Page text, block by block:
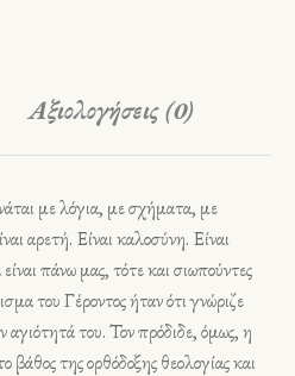
Αξιολογήσεις (0)
με λόγια, με σχήματα, με
αρετή. Είναι καλοσύνη. Είναι
πάνω μας, τότε και σιωπούντες
του Γέροντος ήταν ότι γνώριζε
αγιότητά του. Τον πρόδιδε, όμως, η
βάθος της ορθόδοξης θεολογίας και